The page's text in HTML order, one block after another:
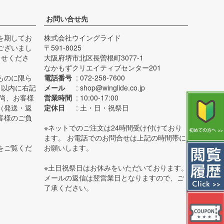
期してお
ざいまし
くださ
のに限ら
内に右記
、お客様
発送・返
様のご負
ご覧くだ
お問い合せ先
株式会社ウイングライド
591-8025
大阪府堺市北区長曽根町3077-1
なかもずクリエイティブセンター201
電話番号
072-258-7600
メール
shop@winglide.co.jp
営業時間
10:00-17:00
定休日
土・日・祝祭日
※ネットでのご注文は24時間受け付けており
ます。 お電話でのお問合せは上記の時間帯に
お願いします。
※土日祝祭日はお休みをいただいております。
メールの返信は翌営業日となりますので、ご
了承ください。